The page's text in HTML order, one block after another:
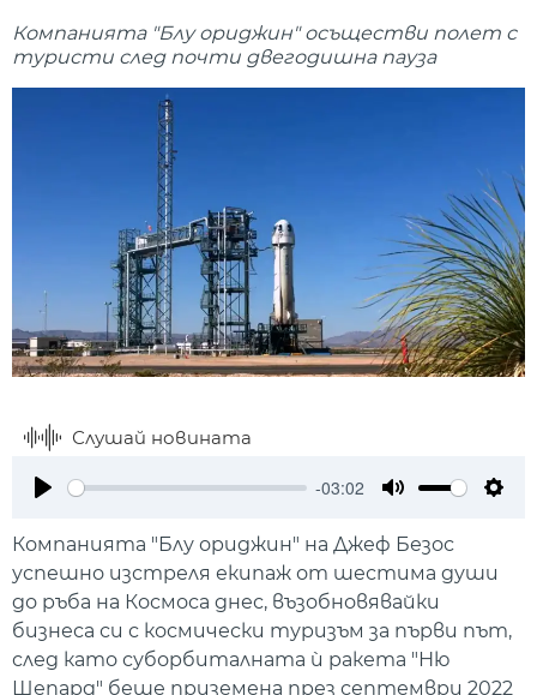
Компанията "Блу ориджин" осъществи полет с
туристи след почти двегодишна пауза
Слушай новината
-03:02
Компанията "Блу ориджин" на Джеф Безос
успешно изстреля екипаж от шестима души
до ръба на Космоса днес, възобновявайки
бизнеса си с космически туризъм за първи път,
след като суборбиталната ѝ ракета "Ню
Шепард" беше приземена през септември 2022